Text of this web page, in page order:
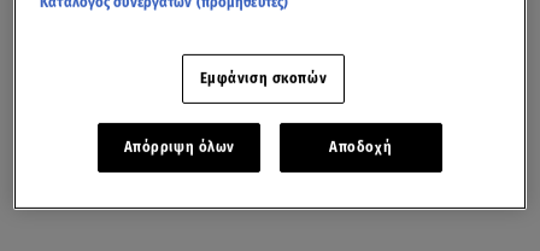
Εμφάνιση σκοπών
Απόρριψη όλων Αποδοχή